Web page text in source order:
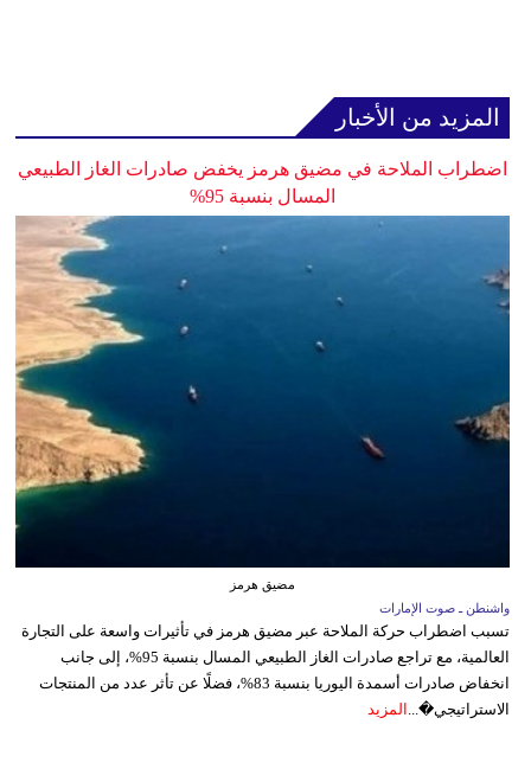
المزيد من الأخبار
اضطراب الملاحة في مضيق هرمز يخفض صادرات الغاز الطبيعي
المسال بنسبة 95%
مضيق هرمز
واشنطن ـ صوت الإمارات
تسبب اضطراب حركة الملاحة عبر مضيق هرمز في تأثيرات واسعة على التجارة
العالمية، مع تراجع صادرات الغاز الطبيعي المسال بنسبة 95%، إلى جانب
انخفاض صادرات أسمدة اليوريا بنسبة 83%، فضلًا عن تأثر عدد من المنتجات
الاستراتيجي�... المزيد